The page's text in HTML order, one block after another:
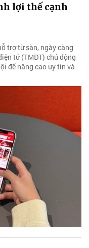
lợi thế cạnh
trợ từ sàn, ngày càng
tử (TMĐT) chủ động
để nâng cao uy tín và